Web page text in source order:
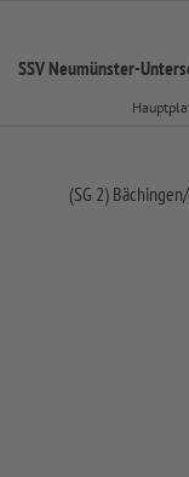
SSV Neumünster-
(SG 2) Bächingen/